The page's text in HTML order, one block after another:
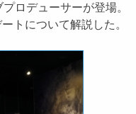
ロデューサーが登場。
トについて解説した。